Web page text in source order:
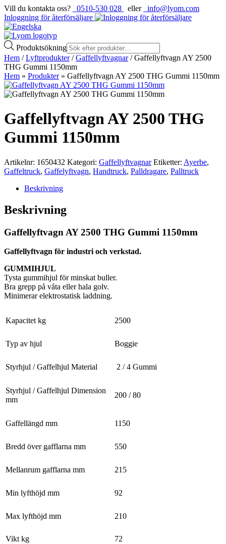
Vill du kontakta oss? 0510-530 028 eller
info@lyom.com
Inloggning för återförsäljare
Produktsökning
Hem /Lyftprodukter/Gaffellyftvagnar/ Gaffellyftvagn AY 2500
THG Gummi 1150mm
Hem » Produkter» Gaffellyftvagn AY 2500 THG Gummi 1150mm
Gaffellyftvagn AY 2500 THG
Gummi 1150mm
Artikelnr: 1650432 Kategori: Gaffellyftvagnar Etiketter: Ayerbe,
Gaffeltruck, Gaffelyftvagn, Handtruck, Palldragare, Palltruck
Beskrivning
Beskrivning
Gaffellyftvagn AY 2500 THG Gummi 1150mm
Gaffellyftvagn för industri och verkstad.
GUMMIHJUL
Tysta gummihjul för minskat buller.
Bra grepp på våta eller hala golv.
Minimerar elektrostatisk laddning.
Kapacitet kg 2500
Typ av hjul Boggie
Styrhjul / Gaffelhjul Material 2 / 4 Gummi
Styrhjul / Gaffelhjul Dimension
mm
200 / 80
Gaffellängd mm 1150
Bredd över gafflarna mm 550
Mellanrum gafflarna mm 215
Min lyfthöjd mm 92
Max lyfthöjd mm 210
Vikt kg 72